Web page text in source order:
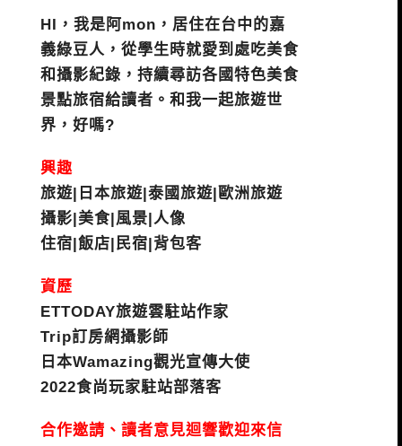
HI，我是阿mon，居住在台中的嘉
義綠豆人，從學生時就愛到處吃美食
和攝影紀錄，持續尋訪各國特色美食
景點旅宿給讀者。和我一起旅遊世
界，好嗎?
興趣
旅遊|日本旅遊|泰國旅遊|歐洲旅遊
攝影|美食|風景|人像
住宿|飯店|民宿|背包客
資歷
ETTODAY旅遊雲駐站作家
Trip訂房網攝影師
日本Wamazing觀光宣傳大使
2022食尚玩家駐站部落客
合作邀請、讀者意見迴響歡迎來信